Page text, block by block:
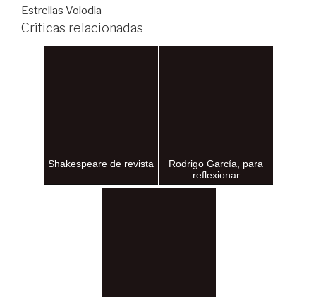
Estrellas Volodia
Críticas relacionadas
Shakespeare de revista
Rodrigo García, para
reflexionar